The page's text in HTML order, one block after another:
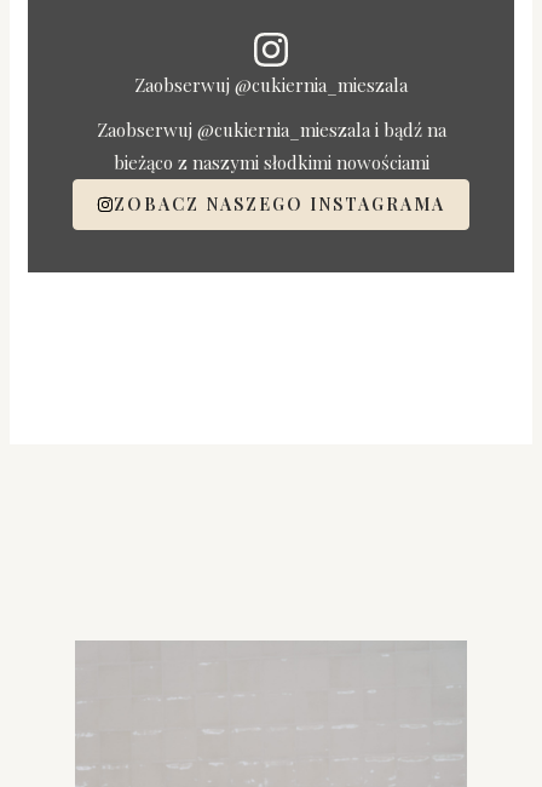
Zaobserwuj @cukiernia_mieszala
Zaobserwuj @cukiernia_mieszala i bądź na
bieżąco z naszymi słodkimi nowościami
ZOBACZ NASZEGO INSTAGRAMA